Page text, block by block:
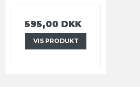
595,00 DKK
VIS PRODUKT